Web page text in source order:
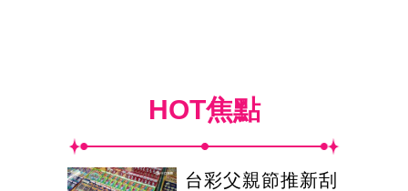
HOT焦點
台彩父親節推新刮